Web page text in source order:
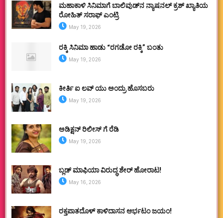
ಮಹಾಕಾಳಿ ಸಿನಿಮಾಗೆ ಬಾಲಿವುಡ್‌ನ ನ್ಯಾಷನಲ್ ಕ್ರಶ್ ಖ್ಯಾತಿಯ
ರೋಹಿತ್ ಸರಾಫ್ ಎಂಟ್ರಿ
May 19, 2026
ರಕ್ಕಿ ಸಿನಿಮಾ ಹಾಡು “ರಗಡೋ ರಕ್ಕಿ” ಬಂತು
May 19, 2026
ಕೀರ್ತಿ ಐ ಲವ್ ಯು ಅಂದ್ರು ಹೊಸಬರು
May 19, 2026
ಅಡಿಕ್ಷನ್ ರಿಲೀಸ್ ಗೆ ರೆಡಿ
May 19, 2026
ಬ್ಲಡ್ ಮಾಫಿಯಾ ವಿರುದ್ಧ ಶೇರ್ ಹೋರಾಟ!
May 16, 2026
ರಕ್ತಪಾತದೊಳ್ ಕಾಳಿದಾಸನ ಆರ್ಭಟಂ ಜಯಂ!